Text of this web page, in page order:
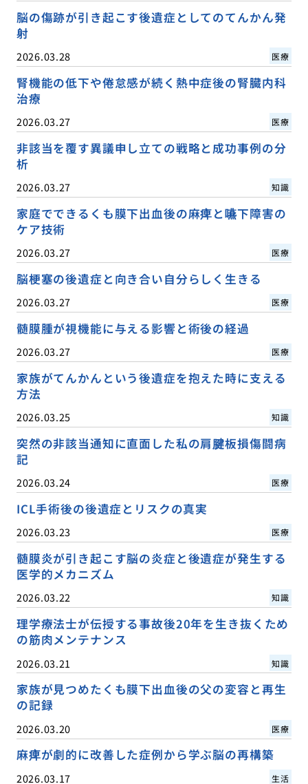
脳の傷跡が引き起こす後遺症としてのてんかん発
射
2026.03.28 医療
腎機能の低下や倦怠感が続く熱中症後の腎臓内科
治療
2026.03.27 医療
非該当を覆す異議申し立ての戦略と成功事例の分
析
2026.03.27 知識
家庭でできるくも膜下出血後の麻痺と嚥下障害の
ケア技術
2026.03.27 医療
脳梗塞の後遺症と向き合い自分らしく生きる
2026.03.27 医療
髄膜腫が視機能に与える影響と術後の経過
2026.03.27 医療
家族がてんかんという後遺症を抱えた時に支える
方法
2026.03.25 知識
突然の非該当通知に直面した私の肩腱板損傷闘病
記
2026.03.24 医療
ICL手術後の後遺症とリスクの真実
2026.03.23 医療
髄膜炎が引き起こす脳の炎症と後遺症が発生する
医学的メカニズム
2026.03.22 知識
理学療法士が伝授する事故後20年を生き抜くため
の筋肉メンテナンス
2026.03.21 知識
家族が見つめたくも膜下出血後の父の変容と再生
の記録
2026.03.20 医療
麻痺が劇的に改善した症例から学ぶ脳の再構築
2026.03.17 生活